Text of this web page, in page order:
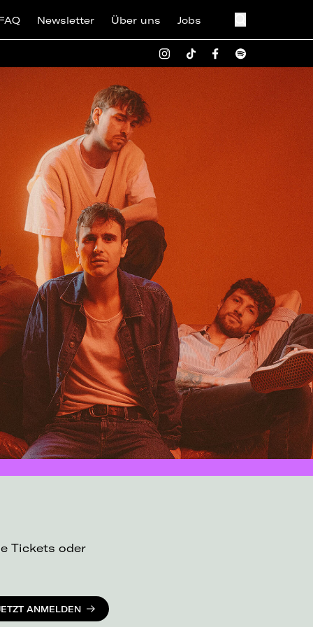
Newsletter Über uns Jobs
Tickets oder
ANMELDEN